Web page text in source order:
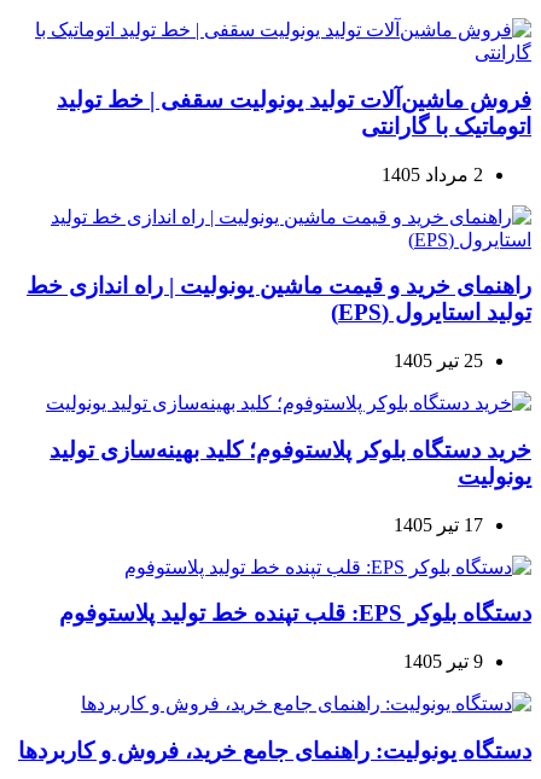
فروش ماشین‌آلات تولید یونولیت سقفی | خط تولید
اتوماتیک با گارانتی
2 مرداد 1405
راهنمای خرید و قیمت ماشین یونولیت | راه اندازی خط
تولید استایرول (EPS)
25 تیر 1405
خرید دستگاه بلوکر پلاستوفوم؛ کلید بهینه‌سازی تولید
یونولیت
17 تیر 1405
دستگاه بلوکر EPS: قلب تپنده خط تولید پلاستوفوم
9 تیر 1405
دستگاه یونولیت: راهنمای جامع خرید، فروش و کاربردها